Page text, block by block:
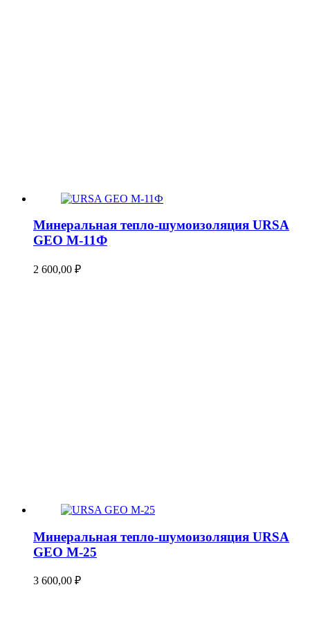
Минеральная тепло-шумоизоляция URSA
GEO М-11Ф
2 600,00 ₽
Минеральная тепло-шумоизоляция URSA
GEO М-25
3 600,00 ₽